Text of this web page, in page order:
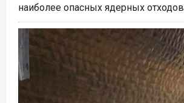
наиболее опасных ядерных отходов